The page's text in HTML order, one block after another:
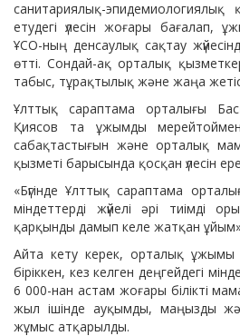
санитариялық-эпидемиологиялық
етудегі үлесін жоғары бағалап,
ҰСО-ның денсаулық сақтау
өтті. Сондай-ақ орталық
табыс, тұрақтылық және жаңа
Ұлттық сараптама орталығы
Қиясов та ұжымды
сабақтастығын және орталық
қызметі барысында қосқан үлесін
«Бүгінде Ұлттық сараптама
міндеттерді жүйелі әрі тиімді
қарқынды дамып келе жатқан
Айта кету керек, орталық ұжымы
біріккен, кез келген деңгейдегі
6 000-нан астам жоғары білікті
жыл ішінде ауқымды, маңызды
жұмыс атқарылды.